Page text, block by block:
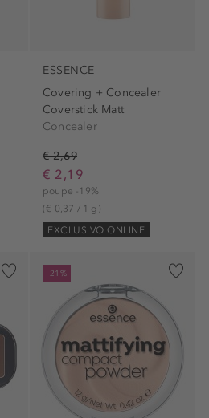
ESSENCE
Covering + Concealer
Coverstick Matt
Concealer
€ 2,69
€ 2,19
poupe -19%
(€ 0,37 / 1 g)
EXCLUSIVO ONLINE
-21%